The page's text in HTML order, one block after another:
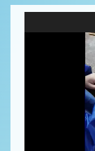
Player